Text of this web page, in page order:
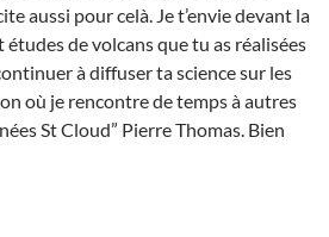
aussi pour celà. Je t’envie devant la
études de volcans que tu as réalisées
à diffuser ta science sur les
où je rencontre de temps à autres
St Cloud” Pierre Thomas. Bien